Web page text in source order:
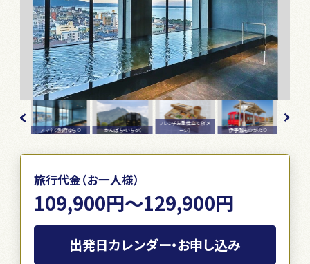
かんぱち・いちろく
フレンチお重仕立て（イメ
ージ）
伊予灘ものがたり アマネク別府ゆらり
旅行代金（お一人様）
109,900円～129,900円
出発日カレンダー・お申し込み